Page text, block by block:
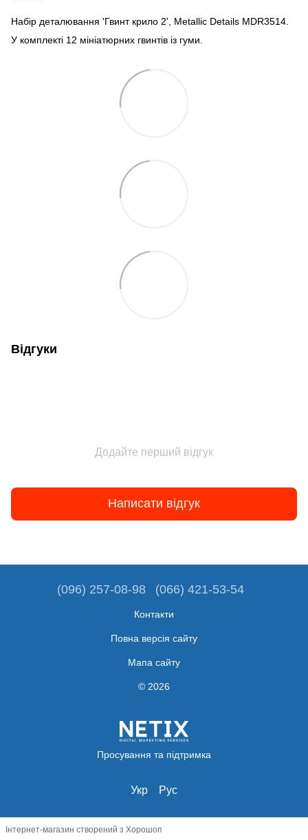
Набір деталювання 'Гвинт крило 2', Metallic Details MDR3514.
У комплекті 12 мініатюрних гвинтів із гуми.
Відгуки
Додайте перший відгук
Написати відгук
(096) 257-08-98 (066) 421-53-54
Контакти
Повна версія сайту
Мапа сайту
© 2026
Просування та підтримка
Укр Рус
Інтернет-магазин створений з Хорошоп